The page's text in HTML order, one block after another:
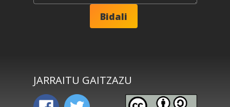
JARRAITU GAITZAZU